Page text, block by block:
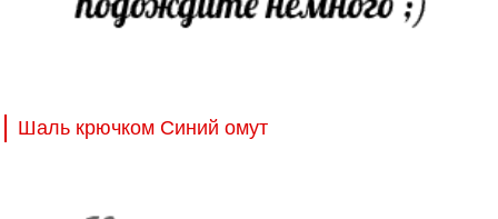
Шаль крючком Синий омут